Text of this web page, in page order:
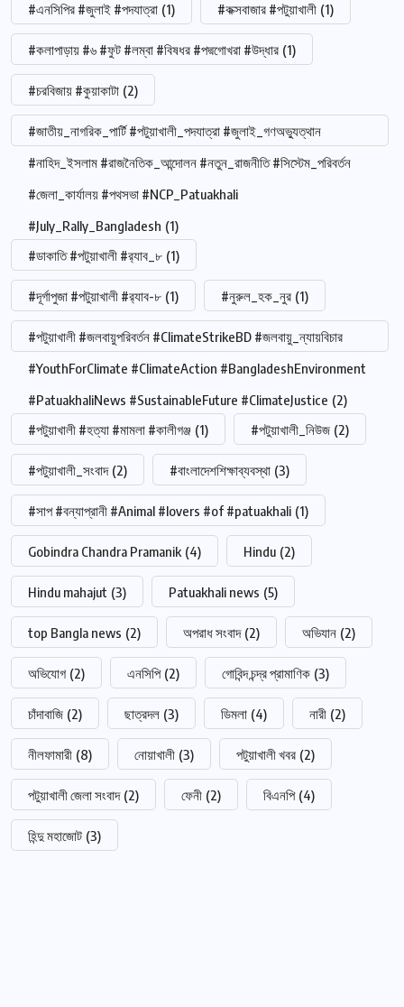
#এনসিপির #জুলাই #পদযাত্রা (1) #কক্সবাজার #পটুয়াখালী (1)
#কলাপাড়ায় #৬ #ফুট #লম্বা #বিষধর #পদ্মগোখরা #উদ্ধার (1)
#চরবিজায় #কুয়াকাটা (2)
#জাতীয়_নাগরিক_পার্টি #পটুয়াখালী_পদযাত্রা #জুলাই_গণঅভ্যুত্থান
#নাহিদ_ইসলাম #রাজনৈতিক_আন্দোলন #নতুন_রাজনীতি #সিস্টেম_পরিবর্তন
#জেলা_কার্যালয় #পথসভা #NCP_Patuakhali
#July_Rally_Bangladesh (1)
#ডাকাতি #পটুয়াখালী #র‍্যাব_৮ (1)
#দূর্গাপুজা #পটুয়াখালী #র‍্যাব-৮ (1) #নুরুল_হক_নুর (1)
#পটুয়াখালী #জলবায়ুপরিবর্তন #ClimateStrikeBD #জলবায়ু_ন্যায়বিচার
#YouthForClimate #ClimateAction #BangladeshEnvironment
#PatuakhaliNews #SustainableFuture #ClimateJustice (2)
#পটুয়াখালী #হত্যা #মামলা #কালীগঞ্জ (1) #পটুয়াখালী_নিউজ (2)
#পটুয়াখালী_সংবাদ (2) #বাংলাদেশশিক্ষাব্যবস্থা (3)
#সাপ #বন্যাপ্রানী #Animal #lovers #of #patuakhali (1)
Gobindra Chandra Pramanik (4) Hindu (2)
Hindu mahajut (3) Patuakhali news (5)
top Bangla news (2) অপরাধ সংবাদ (2) অভিযান (2)
অভিযোগ (2) এনসিপি (2) গোবিন্দ চন্দ্র প্রামাণিক (3)
চাঁদাবাজি (2) ছাত্রদল (3) ডিমলা (4) নারী (2)
নীলফামারী (8) নোয়াখালী (3) পটুয়াখালী খবর (2)
পটুয়াখালী জেলা সংবাদ (2) ফেনী (2) বিএনপি (4)
হিন্দু মহাজোট (3)